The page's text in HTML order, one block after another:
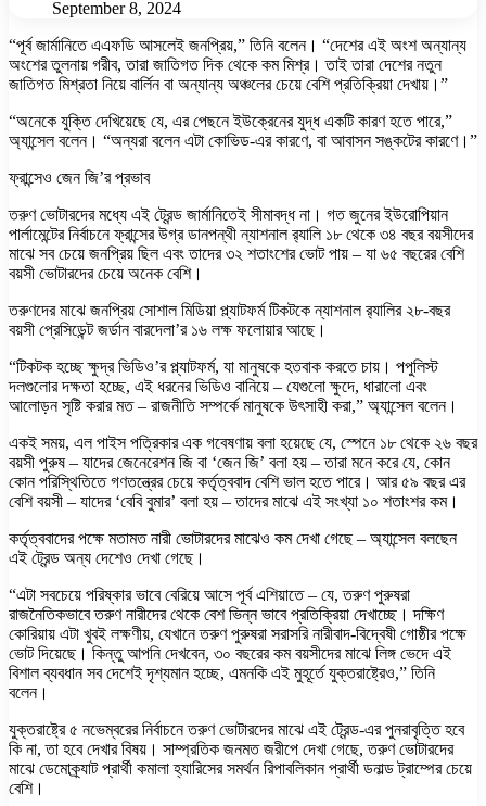
September 8, 2024
“পূর্ব জার্মানিতে এএফডি আসলেই জনপ্রিয়,” তিনি বলেন। “দেশের এই অংশ অন্যান্য
অংশের তুলনায় গরীব, তারা জাতিগত দিক থেকে কম মিশ্র। তাই তারা দেশের নতুন
জাতিগত মিশ্রতা নিয়ে বার্লিন বা অন্যান্য অঞ্চলের চেয়ে বেশি প্রতিক্রিয়া দেখায়।”
“অনেকে যুক্তি দেখিয়েছে যে, এর পেছনে ইউক্রেনের যুদ্ধ একটি কারণ হতে পারে,”
অ্যান্সেল বলেন। “অন্যরা বলেন এটা কোভিড-এর কারণে, বা আবাসন সঙ্কটের কারণে।”
ফ্রান্সেও জেন জি’র প্রভাব
তরুণ ভোটারদের মধ্যে এই ট্রেন্ড জার্মানিতেই সীমাবদ্ধ না। গত জুনের ইউরোপিয়ান
পার্লামেন্টের নির্বাচনে ফ্রান্সের উগ্র ডানপন্থী ন্যাশনাল র‍্যালি ১৮ থেকে ৩৪ বছর বয়সীদের
মাঝে সব চেয়ে জনপ্রিয় ছিল এবং তাদের ৩২ শতাংশের ভোট পায় – যা ৬৫ বছরের বেশি
বয়সী ভোটারদের চেয়ে অনেক বেশি।
তরুণদের মাঝে জনপ্রিয় সোশাল মিডিয়া প্ল্যাটফর্ম টিকটকে ন্যাশনাল র‍্যালির ২৮-বছর
বয়সী প্রেসিডেন্ট জর্ডান বারদেলা’র ১৬ লক্ষ ফলোয়ার আছে।
“টিকটক হচ্ছে ক্ষুদ্র ভিডিও’র প্ল্যাটফর্ম, যা মানুষকে হতবাক করতে চায়। পপুলিস্ট
দলগুলোর দক্ষতা হচ্ছে, এই ধরনের ভিডিও বানিয়ে – যেগুলো ক্ষুদে, ধারালো এবং
আলোড়ন সৃষ্টি করার মত – রাজনীতি সম্পর্কে মানুষকে উৎসাহী করা,” অ্যান্সেল বলেন।
একই সময়, এল পাইস পত্রিকার এক গবেষণায় বলা হয়েছে যে, স্পেনে ১৮ থেকে ২৬ বছর
বয়সী পুরুষ – যাদের জেনেরেশন জি বা ‘জেন জি’ বলা হয় – তারা মনে করে যে, কোন
কোন পরিস্থিতিতে গণতন্ত্রের চেয়ে কর্তৃত্ববাদ বেশি ভাল হতে পারে। আর ৫৯ বছর এর
বেশি বয়সী – যাদের ‘বেবি বুমার’ বলা হয় – তাদের মাঝে এই সংখ্যা ১০ শতাংশর কম।
কর্তৃত্ববাদের পক্ষে মতামত নারী ভোটারদের মাঝেও কম দেখা গেছে – অ্যান্সেল বলছেন
এই ট্রেন্ড অন্য দেশেও দেখা গেছে।
“এটা সবচেয়ে পরিষ্কার ভাবে বেরিয়ে আসে পূর্ব এশিয়াতে – যে, তরুণ পুরুষরা
রাজনৈতিকভাবে তরুণ নারীদের থেকে বেশ ভিন্ন ভাবে প্রতিক্রিয়া দেখাচ্ছে। দক্ষিণ
কোরিয়ায় এটা খুবই লক্ষণীয়, যেখানে তরুণ পুরুষরা সরাসরি নারীবাদ-বিদ্বেষী গোষ্ঠীর পক্ষে
ভোট দিয়েছে। কিন্তু আপনি দেখবেন, ৩০ বছরের কম বয়সীদের মাঝে লিঙ্গ ভেদে এই
বিশাল ব্যবধান সব দেশেই দৃশ্যমান হচ্ছে, এমনকি এই মুহূর্তে যুক্তরাষ্ট্রেও,” তিনি
বলেন।
যুক্তরাষ্ট্রে ৫ নভেম্বরের নির্বাচনে তরুণ ভোটারদের মাঝে এই ট্রেন্ড-এর পুনরাবৃত্তি হবে
কি না, তা হবে দেখার বিষয়। সাম্প্রতিক জনমত জরীপে দেখা গেছে, তরুণ ভোটারদের
মাঝে ডেমোক্র্যাট প্রার্থী কমালা হ্যারিসের সমর্থন রিপাবলিকান প্রার্থী ডনাল্ড ট্রাম্পের চেয়ে
বেশি।